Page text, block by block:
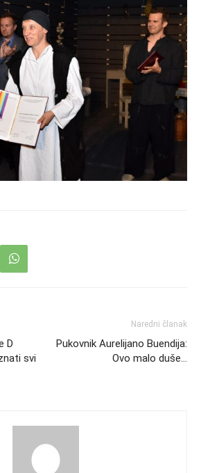
D
svi
Naredni članak
Pukovnik Aurelijano Buendija:
Ovo malo duše…